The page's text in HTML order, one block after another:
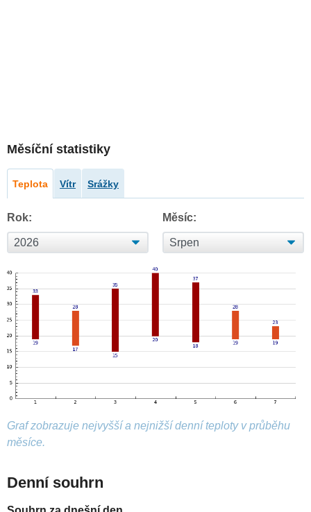
Měsíční statistiky
Teplota Vítr Srážky
Rok: Měsíc:
Graf zobrazuje nejvyšší a nejnižší denní teploty v průběhu
měsíce.
Denní souhrn